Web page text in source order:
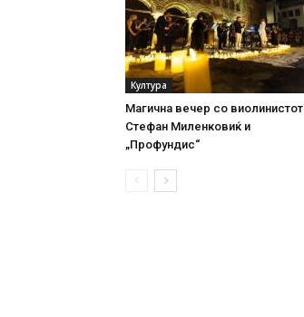
Култура
Магична вечер со виолинистот
Стефан Миленковиќ и
„Профундис“